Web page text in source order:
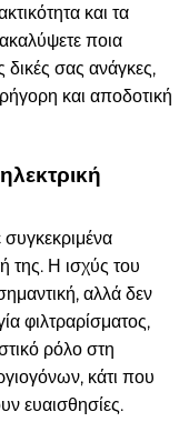
και τα
ποια
δικές σας ανάγκες,
και αποδοτική
της. Η ισχύς του
αλλά δεν
φιλτραρίσματος,
ρόλο στη
κάτι που
ευαισθησίες.